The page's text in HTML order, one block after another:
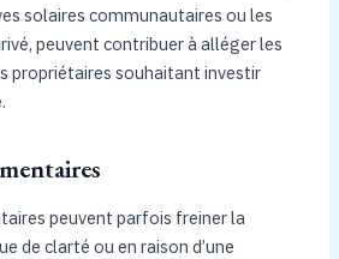
solaires communautaires ou les
peuvent contribuer à alléger les
propriétaires souhaitant investir
peuvent parfois freiner la
de clarté ou en raison d’une